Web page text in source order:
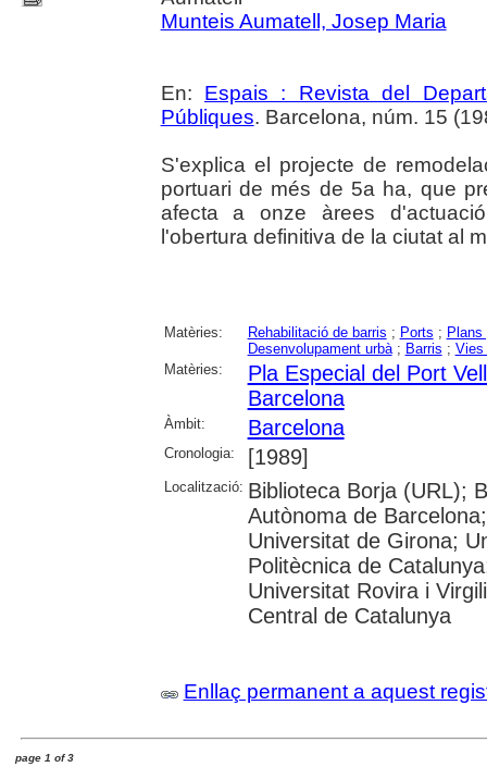
Munteis Aumatell, Josep Maria
En: Espais : Revista del
Públiques. Barcelona, núm. 15
S'explica el projecte de
portuari de més de 5a ha, que
afecta a onze àrees
l'obertura definitiva de la ciutat al
Matèries: Rehabilitació de barris ; Ports ; Plans
Desenvolupament urbà; Barris ; Vies
Matèries:
Pla Especial del Port
Barcelona
Àmbit: Barcelona
Cronologia: [1989]
Localització: Biblioteca Borja (URL);
Autònoma de
Universitat de Girona;
Politècnica de
Universitat Rovira i
Central de Catalunya
Enllaç permanent a aquest
page 1 of 3